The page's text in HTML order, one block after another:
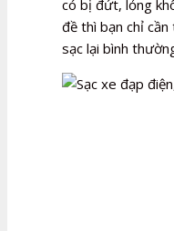
có bị đứt, lỏng
đề thì bạn chỉ
sạc lại bình